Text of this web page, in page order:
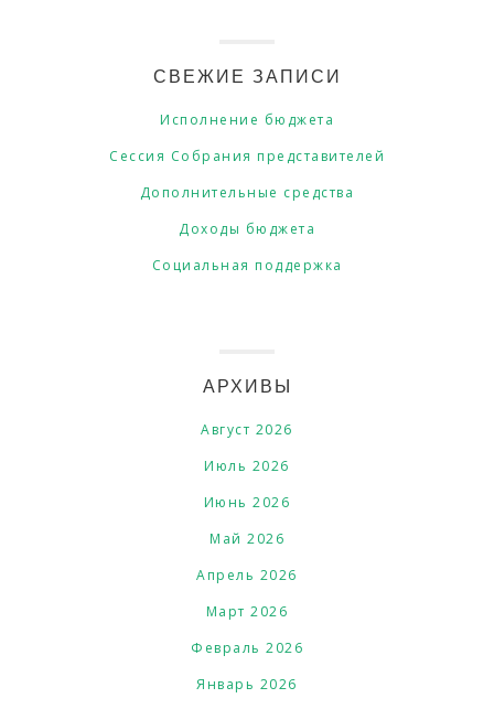
СВЕЖИЕ ЗАПИСИ
Исполнение бюджета
Сессия Собрания представителей
Дополнительные средства
Доходы бюджета
Социальная поддержка
АРХИВЫ
Август 2026
Июль 2026
Июнь 2026
Май 2026
Апрель 2026
Март 2026
Февраль 2026
Январь 2026